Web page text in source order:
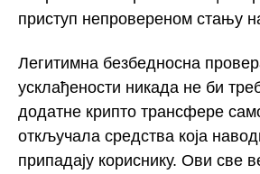
приступ непровереном стању
Легитимна безбедносна
усклађености никада не би
додатне крипто трансфере
откључала средства која
припадају кориснику. Ови све